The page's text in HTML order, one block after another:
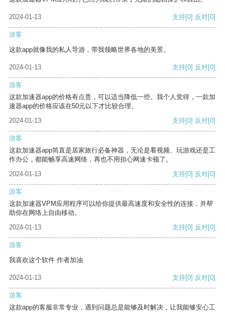
2024-01-13 支持[0] 反对[0]
游客
这款app就像我的私人导游，带我领略世界各地的美景。
2024-01-13 支持[0] 反对[0]
游客
这款加速器app的价格有点贵，可以适当降低一些。我个人觉得，一款加
速器app的价格应该在50元以下才比较合理。
2024-01-13
支持[0] 反对[0]
游客
这款加速器app简直是居家旅行必备神器，无论是看视频、玩游戏还是工
作办公，都能畅享高速网络，再也不用担心网速卡顿了。
2024-01-13
支持[0] 反对[0]
游客
这款加速器VPM应用程序可以给你提供最高速度和安全性的连接，并帮
助你在网络上自由移动。
2024-01-13
支持[0] 反对[0]
游客
我喜欢这个软件 作者加油
2024-01-13 支持[0] 反对[0]
游客
这款app的客服非常专业，遇到问题总是能够及时解决，让我能够安心工